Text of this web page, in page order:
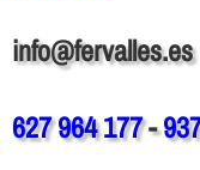
info@fervalles.es
627 964 177-